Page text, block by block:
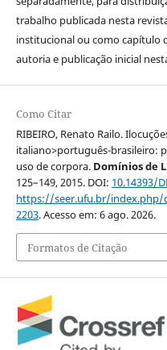
trabalho publicada nesta
institucional ou como capítulo
autoria e publicação inicial
Como Citar
RIBEIRO, Renato Railo.
italiano>português-brasileiro:
uso de corpora. Domínios de
125–149, 2015. DOI: 10.14393/
https://seer.ufu.br/
2203. Acesso em: 6 ago. 2026.
Formatos de Citação